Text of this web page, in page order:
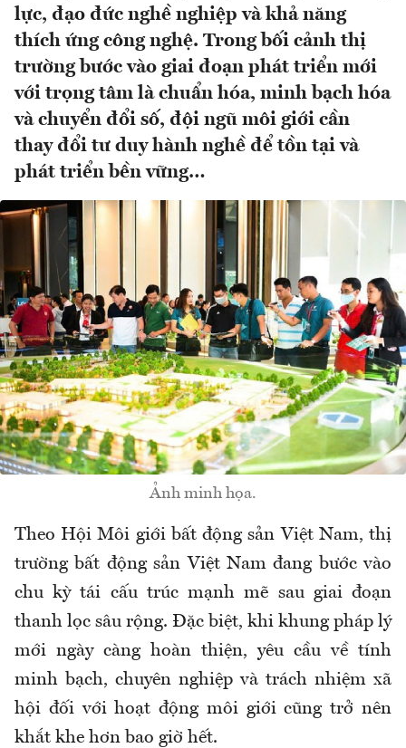
lực, đạo đức nghề nghiệp và khả năng
thích ứng công nghệ. Trong bối cảnh thị
trường bước vào giai đoạn phát triển mới
với trọng tâm là chuẩn hóa, minh bạch hóa
và chuyển đổi số, đội ngũ môi giới cần
thay đổi tư duy hành nghề để tồn tại và
phát triển bền vững…
Ảnh minh họa.
Theo Hội Môi giới bất động sản Việt Nam, thị
trường bất động sản Việt Nam đang bước vào
chu kỳ tái cấu trúc mạnh mẽ sau giai đoạn
thanh lọc sâu rộng. Đặc biệt, khi khung pháp lý
mới ngày càng hoàn thiện, yêu cầu về tính
minh bạch, chuyên nghiệp và trách nhiệm xã
hội đối với hoạt động môi giới cũng trở nên
khắt khe hơn bao giờ hết.